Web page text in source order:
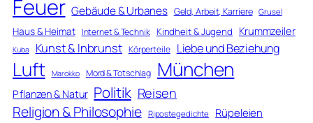
Feuer Gebäude & Urbanes Geld, Arbeit, Karriere Grusel
Haus & Heimat Internet & Technik Kindheit & Jugend Krummzeiler
Kuba Kunst & Inbrunst Körperteile Liebe und Beziehung
Luft Marokko Mord & Totschlag München
Pflanzen & Natur Politik Reisen
Religion & Philosophie Ripostegedichte Rüpeleien